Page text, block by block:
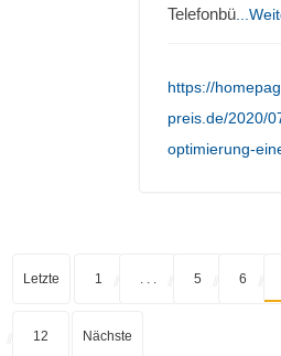
Telefonbü
https://
preis.de/2020/
optimierung-
Letzte 1 5 6
12 Nächste